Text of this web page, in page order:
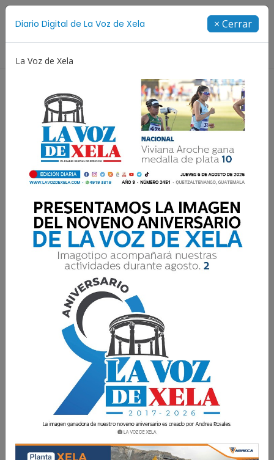
Diario Digital de La Voz de Xela × Cerrar
La Voz de Xela
Estas son las actividades
de La Voz de la Navidad
Descubre ahora los eventos que tenemos
preparados para ti y tu familia en esta
temporada navideña.
La Voz de Xela 27 Noviembre 2024 07:50